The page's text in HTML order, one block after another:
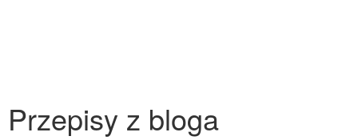
Przepisy z bloga